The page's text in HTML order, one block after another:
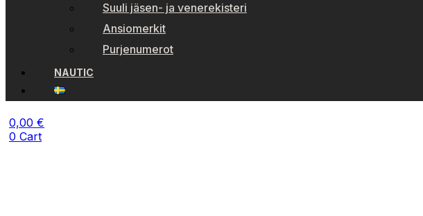
Suuli jäsen- ja venerekisteri
Ansiomerkit
Purjenumerot
NAUTIC
0,00 €
0 Cart